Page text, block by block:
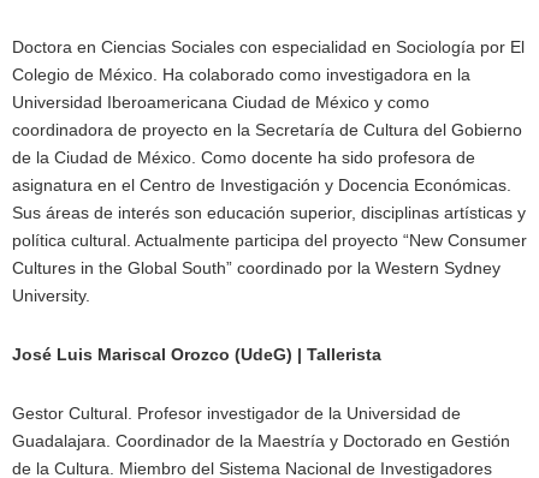
Doctora en Ciencias Sociales con especialidad en Sociología por El
Colegio de México. Ha colaborado como investigadora en la
Universidad Iberoamericana Ciudad de México y como
coordinadora de proyecto en la Secretaría de Cultura del Gobierno
de la Ciudad de México. Como docente ha sido profesora de
asignatura en el Centro de Investigación y Docencia Económicas.
Sus áreas de interés son educación superior, disciplinas artísticas y
política cultural. Actualmente participa del proyecto “New Consumer
Cultures in the Global South” coordinado por la Western Sydney
University.
José Luis Mariscal Orozco (UdeG) | Tallerista
Gestor Cultural. Profesor investigador de la Universidad de
Guadalajara. Coordinador de la Maestría y Doctorado en Gestión
de la Cultura. Miembro del Sistema Nacional de Investigadores